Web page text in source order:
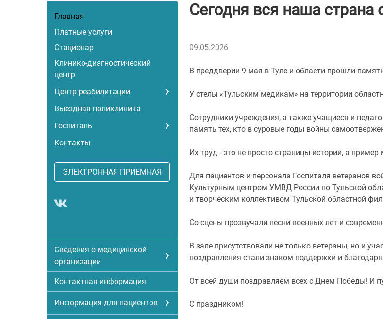
Главная
Платные услуги
Стационар
Клинико-диагностический
центр
Центр реабилитации
Выездная поликлиника
Госпиталь
Контакты
ЭЛЕКТРОННАЯ ПРИЕМНАЯ
Сведения о медицинской
организации
Контактная информация
Информация для пациентов
Сегодня вся наша
09.05.2026
В преддверии 9 мая в Туле и области прошли
У стелы «Тульским медикам» на территории
Сотрудники учреждения, а также учащиеся и
память тех, кто в суровые годы войны
Их труд - это не просто страницы истории, а
Для пациентов и персонала Госпиталя ветеранов
Культурным центром УМВД России по Тульской
и творческим коллективом Тульской областной
Со сцены прозвучали песни военных лет и
В зале присутствовали не только ветераны, но и
поздравления стали знаком поддержки и
От всей души поздравляем всех с Днем Победы! И
С праздником!